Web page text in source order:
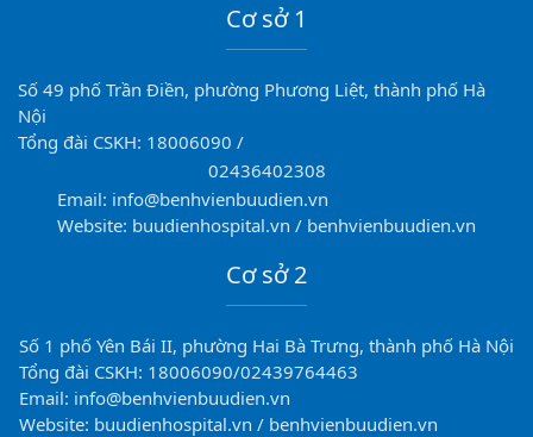
Cơ sở 1
Số 49 phố Trần Điền, phường Phương Liệt, thành phố Hà
Nội
Tổng đài CSKH: 18006090 /
02436402308
Email: info@benhvienbuudien.vn
Website: buudienhospital.vn / benhvienbuudien.vn
Cơ sở 2
Số 1 phố Yên Bái II, phường Hai Bà Trưng, thành phố Hà Nội
Tổng đài CSKH: 18006090/02439764463
Email: info@benhvienbuudien.vn
Website: buudienhospital.vn / benhvienbuudien.vn